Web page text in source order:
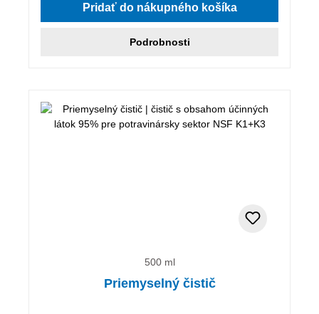
Pridať do nákupného košíka
Podrobnosti
500 ml
Priemyselný čistič